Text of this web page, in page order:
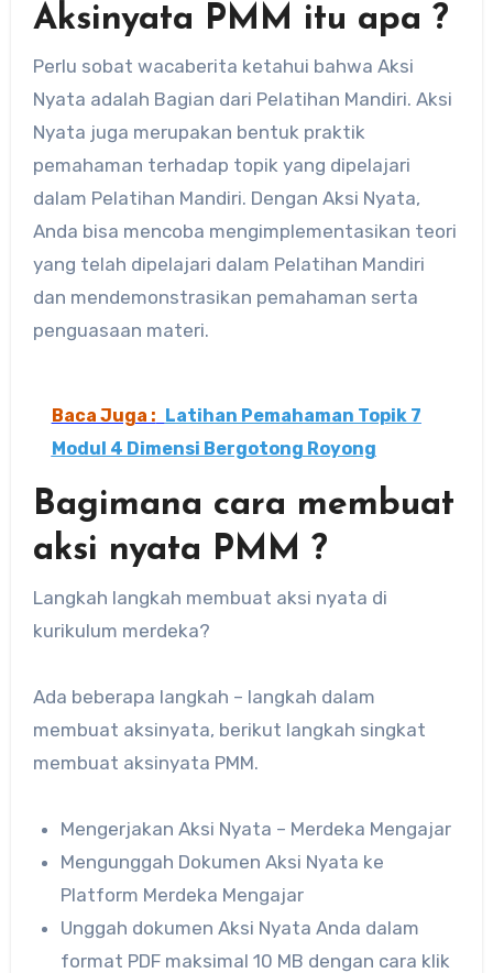
Aksinyata PMM itu apa ?
Perlu sobat wacaberita ketahui bahwa Aksi
Nyata adalah Bagian dari Pelatihan Mandiri. Aksi
Nyata juga merupakan bentuk praktik
pemahaman terhadap topik yang dipelajari
dalam Pelatihan Mandiri. Dengan Aksi Nyata,
Anda bisa mencoba mengimplementasikan teori
yang telah dipelajari dalam Pelatihan Mandiri
dan mendemonstrasikan pemahaman serta
penguasaan materi.
Baca Juga :
Latihan Pemahaman Topik 7
Modul 4 Dimensi Bergotong Royong
Bagimana cara membuat
aksi nyata PMM ?
Langkah langkah membuat aksi nyata di
kurikulum merdeka?
Ada beberapa langkah – langkah dalam
membuat aksinyata, berikut langkah singkat
membuat aksinyata PMM.
Mengerjakan Aksi Nyata – Merdeka Mengajar
Mengunggah Dokumen Aksi Nyata ke
Platform Merdeka Mengajar
Unggah dokumen Aksi Nyata Anda dalam
format PDF maksimal 10 MB dengan cara klik